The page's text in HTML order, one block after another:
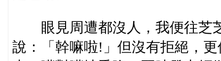
眼見周遭都沒人，我便往芝
說：「幹嘛啦!」但沒有拒絕，